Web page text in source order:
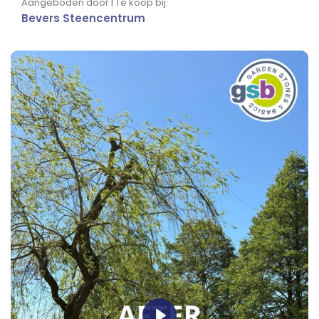
Bevers Steencentrum